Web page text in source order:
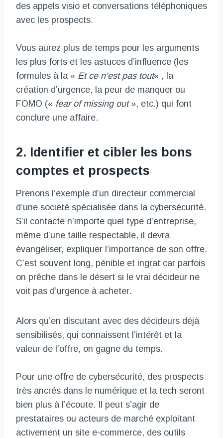
des appels visio et conversations téléphoniques
avec les prospects.
Vous aurez plus de temps pour les arguments
les plus forts et les astuces d’influence (les
formules à la « Et ce n’est pas tout« , la
création d’urgence, la peur de manquer ou
FOMO (« fear of missing out », etc.) qui font
conclure une affaire.
2. Identifier et cibler les bons
comptes et prospects
Prenons l’exemple d’un directeur commercial
d’une société spécialisée dans la cybersécurité.
S’il contacte n’importe quel type d’entreprise,
même d’une taille respectable, il devra
évangéliser, expliquer l’importance de son offre.
C’est souvent long, pénible et ingrat car parfois
on prêche dans le désert si le vrai décideur ne
voit pas d’urgence à acheter.
Alors qu’en discutant avec des décideurs déjà
sensibilisés, qui connaissent l’intérêt et la
valeur de l’offre, on gagne du temps.
Pour une offre de cybersécurité, des prospects
très ancrés dans le numérique et la tech seront
bien plus à l’écoute. Il peut s’agir de
prestataires ou acteurs de marché exploitant
activement un site e-commerce, des outils